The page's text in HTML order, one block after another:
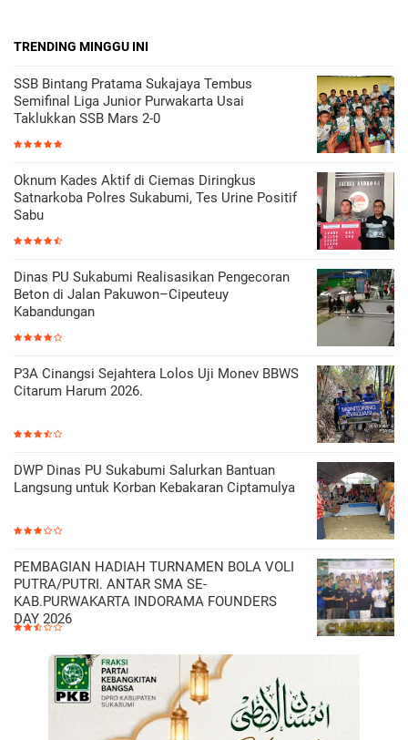
TRENDING MINGGU INI
SSB Bintang Pratama Sukajaya Tembus
Semifinal Liga Junior Purwakarta Usai
Taklukkan SSB Mars 2-0
Oknum Kades Aktif di Ciemas Diringkus
Satnarkoba Polres Sukabumi, Tes Urine Positif
Sabu
Dinas PU Sukabumi Realisasikan Pengecoran
Beton di Jalan Pakuwon–Cipeuteuy
Kabandungan
P3A Cinangsi Sejahtera Lolos Uji Monev BBWS
Citarum Harum 2026.
DWP Dinas PU Sukabumi Salurkan Bantuan
Langsung untuk Korban Kebakaran Ciptamulya
PEMBAGIAN HADIAH TURNAMEN BOLA VOLI
PUTRA/PUTRI. ANTAR SMA SE-
KAB.PURWAKARTA INDORAMA FOUNDERS
DAY 2026